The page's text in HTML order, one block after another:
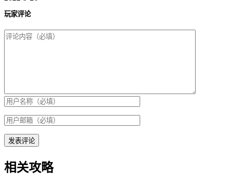
玩家评论
相关攻略